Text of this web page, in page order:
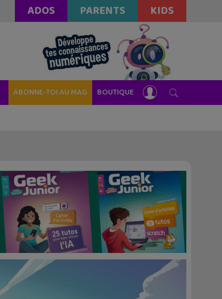
ADOS PARENTS KIDS
ABONNE-TOI AU MAG BOUTIQUE